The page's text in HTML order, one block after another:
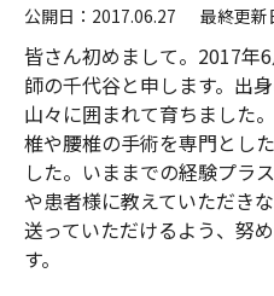
公開日：2017.06.27 最終更新
皆さん初めまして。2017年
師の千代谷と申します。出
山々に囲まれて育ちました
椎や腰椎の手術を専門とし
した。いままでの経験プラ
や患者様に教えていただき
送っていただけるよう、努
す。